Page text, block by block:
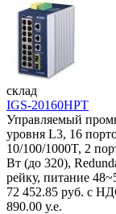
склад
IGS-20160HPT
Управляемый
уровня L3, 16
10/100/1000T, 2
Вт (до 320),
рейку, питание
72 452.85 руб. с
890.00 у.е.